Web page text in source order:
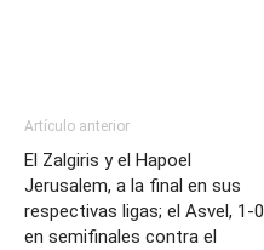
Artículo anterior
El Zalgiris y el Hapoel
Jerusalem, a la final en sus
respectivas ligas; el Asvel, 1-0
en semifinales contra el